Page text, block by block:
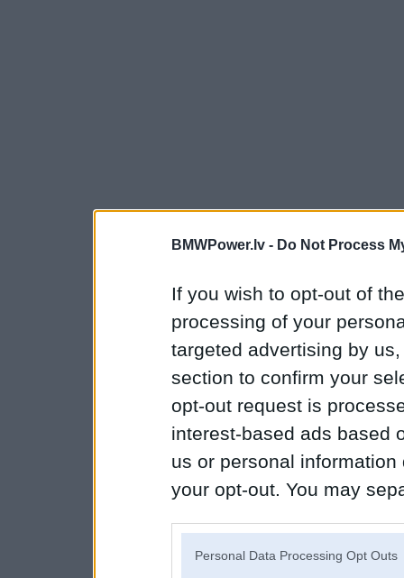
BMWPower.lv - Do Not Process
If you wish to opt-out of
processing of your
targeted advertising by
section to confirm your
opt-out request is
interest-based ads based
us or personal
your opt-out. You may
Personal Data Processing Opt Outs